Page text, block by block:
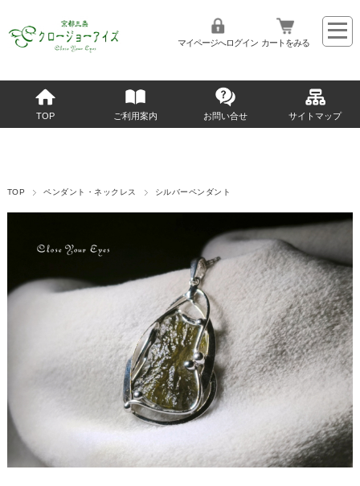
マイページへログイン カートをみる
TOP ご利用案内 お問い合せ サイトマップ
TOP ペンダント・ネックレス シルバーペンダント